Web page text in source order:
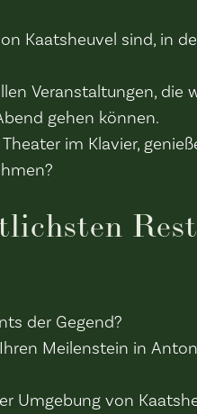
Kaatsheuvel sind, in
Veranstaltungen, die
gehen können.
im Klavier,
der Gegend?
Meilenstein in
Umgebung von